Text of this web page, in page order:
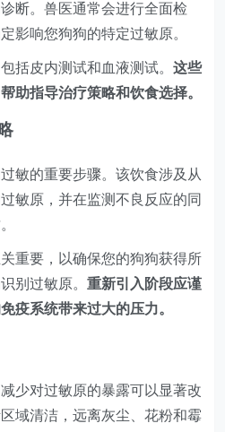
断。兽医通常会进行全面检
影响您狗狗的特定过敏原。
括皮内测试和血液测试。这些
助指导治疗策略和饮食选择。
敏的重要步骤。该饮食涉及从
敏原，并在监测不良反应的同
重要，以确保您的狗狗获得所
别过敏原。重新引入阶段应谨
疫系统带来过大的压力。
少对过敏原的暴露可以显著改
域清洁，远离灰尘、花粉和霉